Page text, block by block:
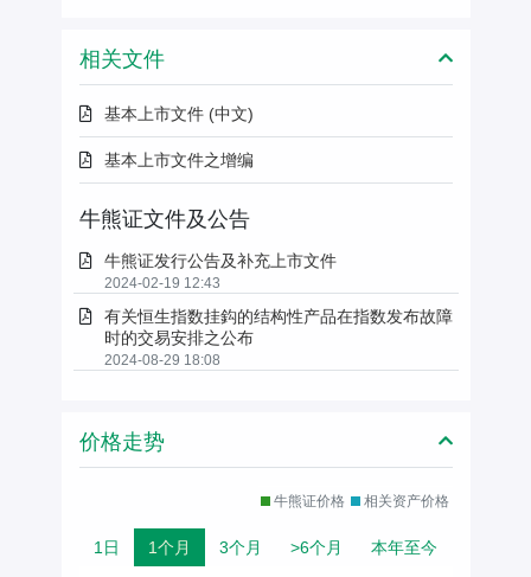
相关文件
基本上市文件 (中文)
基本上市文件之增编
牛熊证文件及公告
牛熊证发行公告及补充上市文件
2024-02-19 12:43
有关恒生指数挂鈎的结构性产品在指数发布故障
时的交易安排之公布
2024-08-29 18:08
价格走势
牛熊证价格 相关资产价格
1日 1个月 3个月 >6个月 本年至今